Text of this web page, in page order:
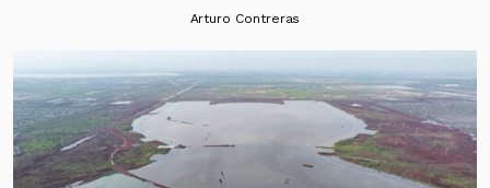
Arturo Contreras